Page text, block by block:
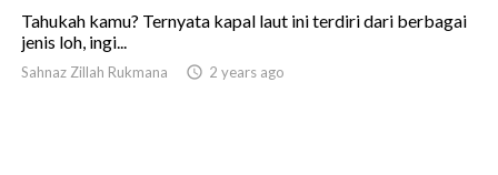
Tahukah kamu? Ternyata kapal laut ini terdiri dari berbagai
jenis loh, ingi...
Sahnaz Zillah Rukmana  2 years ago